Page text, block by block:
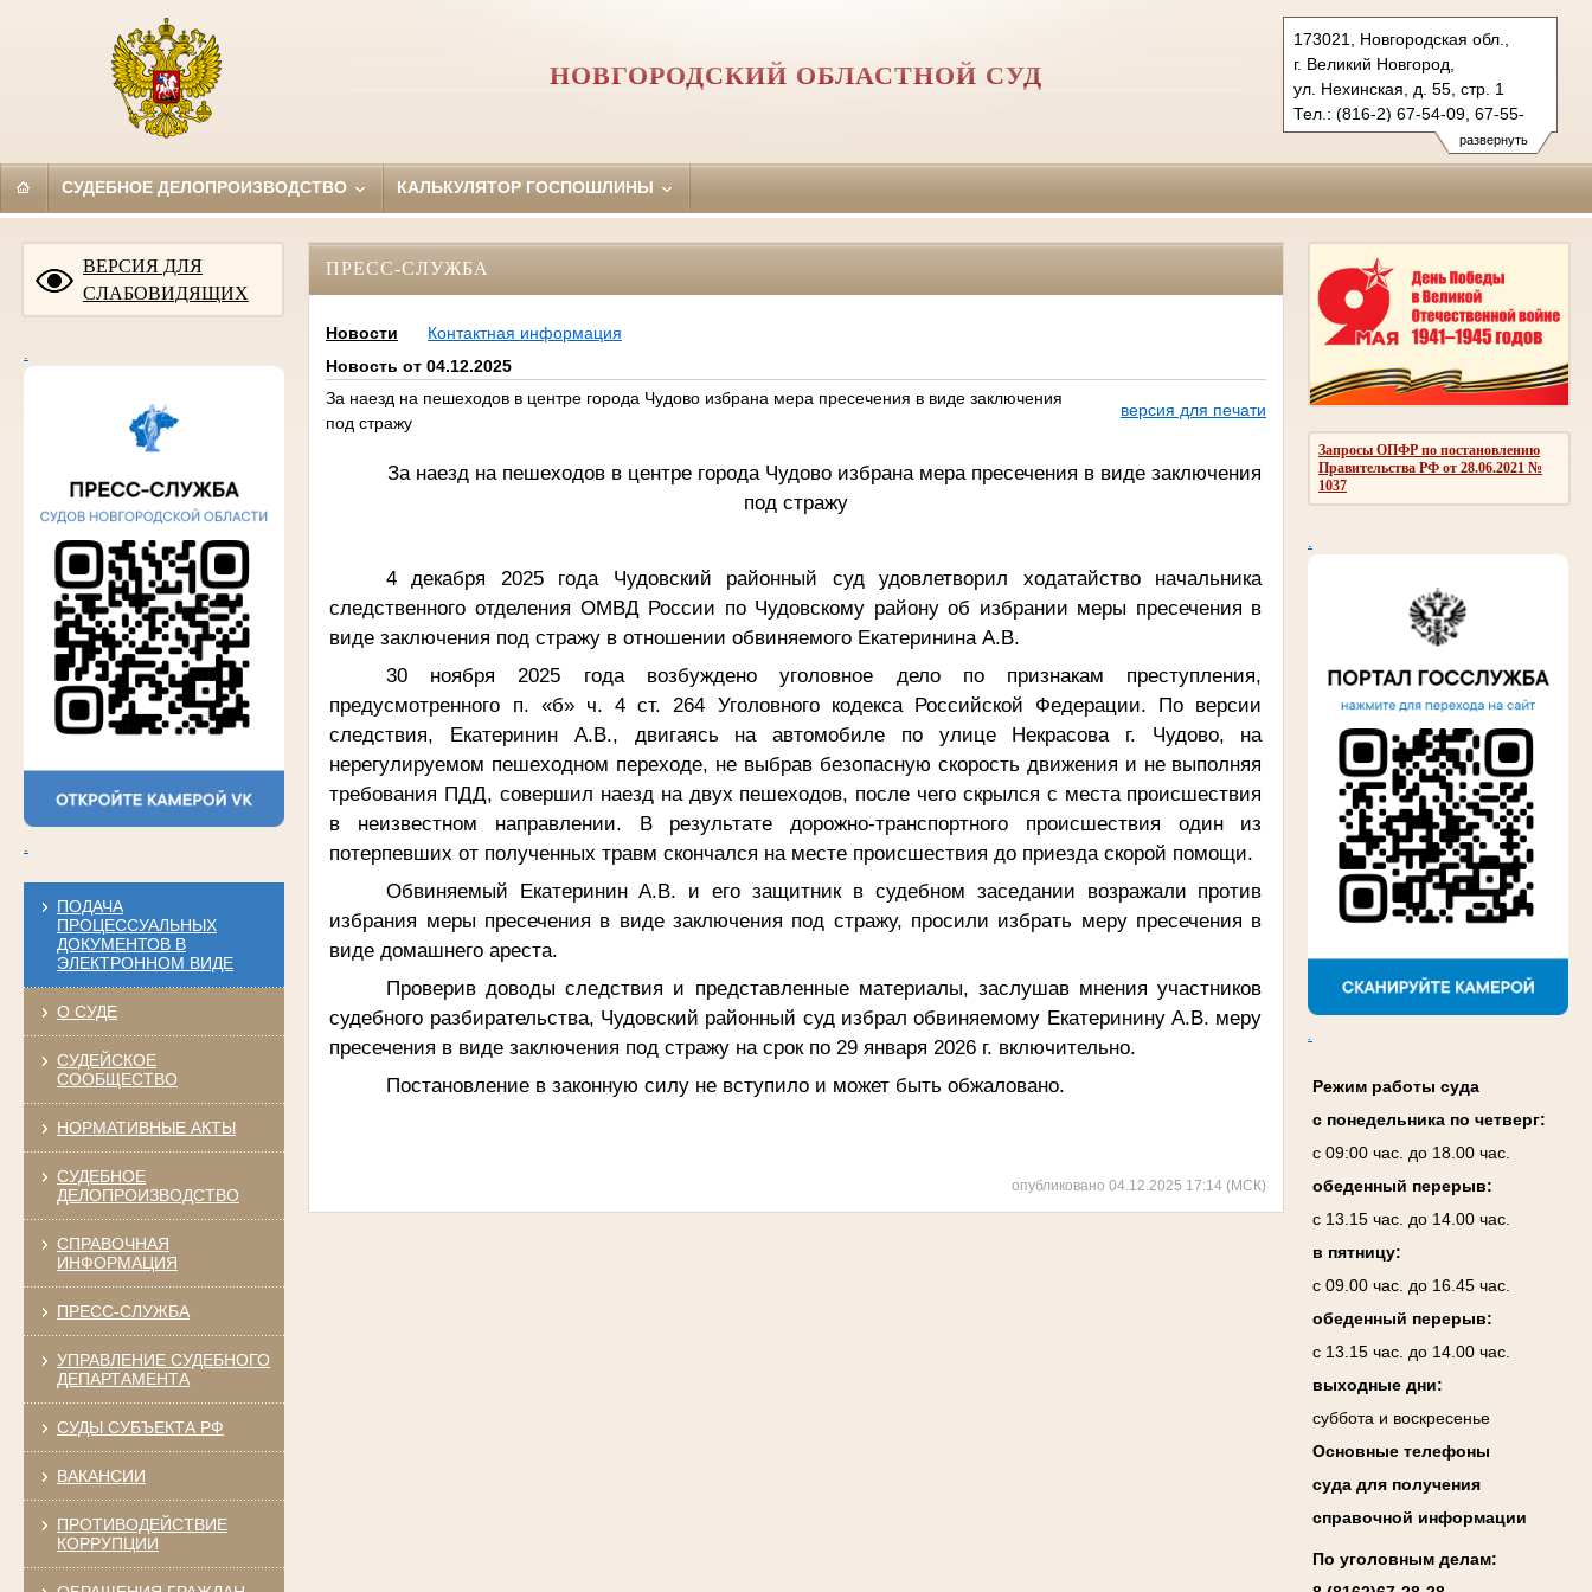
развернуть
173021, Новгородская обл.,
г. Великий Новгород,
ул. Нехинская, д. 55, стр. 1
Тел.: (816-2) 67-54-09, 67-55-
43 (гражд.), 67-28-28 (угол.)
oblsud.nvg@sudrf.ru
НОВГОРОДСКИЙ ОБЛАСТНОЙ СУД
СУДЕБНОЕ ДЕЛОПРОИЗВОДСТВО КАЛЬКУЛЯТОР ГОСПОШЛИНЫ
ВЕРСИЯ ДЛЯ
СЛАБОВИДЯЩИХ
ПОДАЧА
ПРОЦЕССУАЛЬНЫХ
ДОКУМЕНТОВ В
ЭЛЕКТРОННОМ ВИДЕ
О СУДЕ
СУДЕЙСКОЕ
СООБЩЕСТВО
НОРМАТИВНЫЕ АКТЫ
СУДЕБНОЕ
ДЕЛОПРОИЗВОДСТВО
СПРАВОЧНАЯ
ИНФОРМАЦИЯ
ПРЕСС-СЛУЖБА
УПРАВЛЕНИЕ СУДЕБНОГО
ДЕПАРТАМЕНТА
СУДЫ СУБЪЕКТА РФ
ВАКАНСИИ
ПРОТИВОДЕЙСТВИЕ
КОРРУПЦИИ
Запросы ОПФР по постановлению
Правительства РФ от 28.06.2021 №
1037
Режим работы суда
с понедельника по четверг:
с 09:00 час. до 18.00 час.
обеденный перерыв:
с 13.15 час. до 14.00 час.
в пятницу:
с 09.00 час. до 16.45 час.
обеденный перерыв:
с 13.15 час. до 14.00 час.
выходные дни:
суббота и воскресенье
Основные телефоны
суда для получения
справочной информации
По уголовным делам:
ПРЕСС-СЛУЖБА
Новости
Контактная информация
Новость от 04.12.2025
За наезд на пешеходов в центре города Чудово избрана мера пресечения в виде заключения
под стражу
версия для печати
За наезд на пешеходов в центре города Чудово избрана мера пресечения в виде заключения
под стражу
4 декабря 2025 года Чудовский районный суд удовлетворил ходатайство начальника
следственного отделения ОМВД России по Чудовскому району об избрании меры пресечения в
виде заключения под стражу в отношении обвиняемого Екатеринина А.В.
30 ноября 2025 года возбуждено уголовное дело по признакам преступления,
предусмотренного п. «б» ч. 4 ст. 264 Уголовного кодекса Российской Федерации. По версии
следствия, Екатеринин А.В., двигаясь на автомобиле по улице Некрасова г. Чудово, на
нерегулируемом пешеходном переходе, не выбрав безопасную скорость движения и не выполняя
требования ПДД, совершил наезд на двух пешеходов, после чего скрылся с места происшествия
в неизвестном направлении. В результате дорожно-транспортного происшествия один из
потерпевших от полученных травм скончался на месте происшествия до приезда скорой помощи.
Обвиняемый Екатеринин А.В. и его защитник в судебном заседании возражали против
избрания меры пресечения в виде заключения под стражу, просили избрать меру пресечения в
виде домашнего ареста.
Проверив доводы следствия и представленные материалы, заслушав мнения участников
судебного разбирательства, Чудовский районный суд избрал обвиняемому Екатеринину А.В. меру
пресечения в виде заключения под стражу на срок по 29 января 2026 г. включительно.
Постановление в законную силу не вступило и может быть обжаловано.
опубликовано 04.12.2025 17:14 (МСК)